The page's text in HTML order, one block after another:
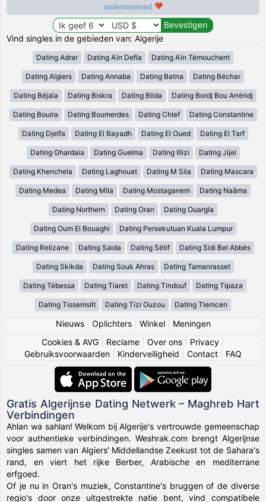
ondersteunend
Vind singles in de gebieden van: Algerije
Dating Adrar Dating Aïn Defla Dating Aïn Témouchent
Dating Algiers Dating Annaba Dating Batna Dating Béchar
Dating Béjaïa Dating Biskra Dating Blida Dating Bordj Bou Arréridj
Dating Bouira Dating Boumerdes Dating Chlef Dating Constantine
Dating Djelfa Dating El Bayadh Dating El Oued Dating El Tarf
Dating Ghardaia Dating Guelma Dating Illizi Dating Jijel
Dating Khenchela Dating Laghouat Dating M Sila Dating Mascara
Dating Medea Dating Mila Dating Mostaganem Dating Naâma
Dating Northern Dating Oran Dating Ouargla
Dating Oum El Bouaghi Dating Persekutuan Kuala Lumpur
Dating Relizane Dating Saida Dating Sétif Dating Sidi Bel Abbès
Dating Skikda Dating Souk Ahras Dating Tamanrasset
Dating Tébessa Dating Tiaret Dating Tindouf Dating Tipaza
Dating Tissemsilt Dating Tizi Ouzou Dating Tlemcen
Nieuws| Oplichters| Winkel| Meningen
Cookies & AVG
Reclame Over ons Privacy
Gebruiksvoorwaarden
Kinderveiligheid Contact FAQ
Gratis Algerijnse Dating Netwerk – Maghreb Hart
Verbindingen
Ahlan wa sahlan! Welkom bij Algerije's vertrouwde gemeenschap
voor authentieke verbindingen. Weshrak.com brengt Algerijnse
singles samen van Algiers' Middellandse Zeekust tot de Sahara's
rand, en viert het rijke Berber, Arabische en mediterrane
erfgoed.
Of je nu in Oran's muziek, Constantine's bruggen of de diverse
regio's door onze uitgestrekte natie bent, vind compatibele